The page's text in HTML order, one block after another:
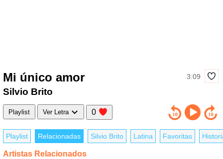
Mi único amor 3:09
Silvio Brito
Playlist Ver Letra 0
Playlist Relacionadas Silvio Brito Latina Favoritas
Artistas Relacionados